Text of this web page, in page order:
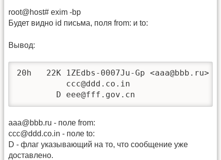
root@host# exim -bp
Будет видно id письма, поля from: и to:
Вывод:
20h   22K 1ZEdbs-0007Ju-Gp <aaa@bbb.ru>
          ccc@ddd.co.in
        D eee@fff.gov.cn
aaa@bbb.ru - поле from:
ccc@ddd.co.in - поле to:
D - флаг указывающий на то, что сообщение уже
доставлено.